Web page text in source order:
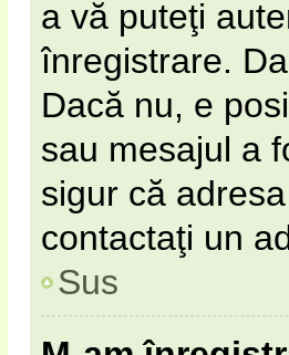
a vă puteţi
înregistrare.
Dacă nu, e
sau mesajul a
sigur că
contactaţi un
Sus